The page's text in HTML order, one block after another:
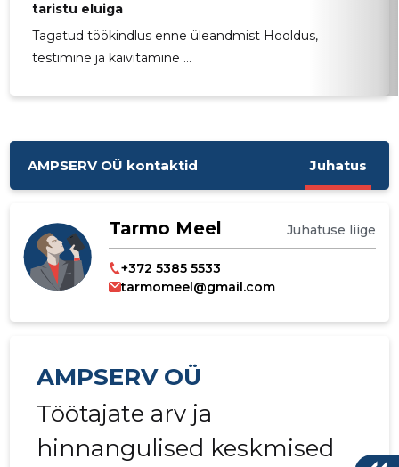
taristu eluiga
Tagatud töökindlus enne üleandmist Hooldus,
testimine ja käivitamine ...
AMPSERV OÜ kontaktid Juhatus
Tarmo Meel Juhatuse liige
+372 5385 5533
tarmomeel@gmail.com
AMPSERV OÜ
Töötajate arv ja
hinnangulised keskmised